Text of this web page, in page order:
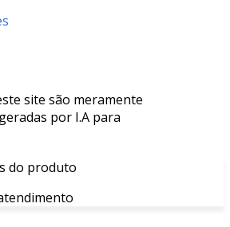
site são meramente
por I.A para
do produto